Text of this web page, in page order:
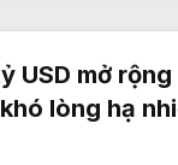
USD mở
lòng hạ